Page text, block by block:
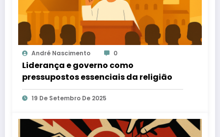
André Nascimento 0
Liderança e governo como
pressupostos essenciais da religião
19 De Setembro De 2025